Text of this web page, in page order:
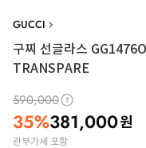
GUCCI
구찌 선글라스
TRANSPARE
590,000
35%381,000원
관부가세 포함